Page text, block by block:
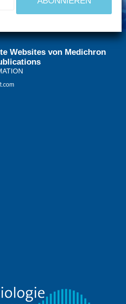
Websites von Medichron